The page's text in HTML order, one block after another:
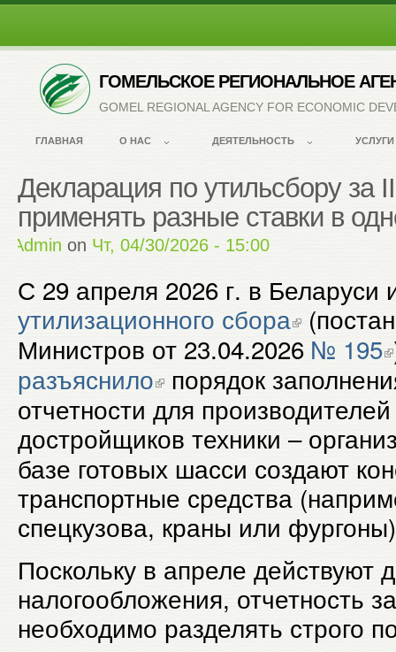
ГОМЕЛЬСКОЕ РЕГИОНАЛЬНОЕ
GOMEL REGIONAL AGENCY FOR ECONOMIC
ГЛАВНАЯ О НАС ДЕЯТЕЛЬНОСТЬ УСЛУГИ
Декларация по утильсбору за
применять разные ставки в
Admin on Чт, 04/30/2026 - 15:00
С 29 апреля 2026 г. в Беларуси
утилизационного сбора
Министров от 23.04.2026 № 195
разъяснило порядок
отчетности для
достройщиков техники –
базе готовых шасси создают
транспортные средства
спецкузова, краны или
Поскольку в апреле действуют
налогообложения, отчетность
необходимо разделять строго